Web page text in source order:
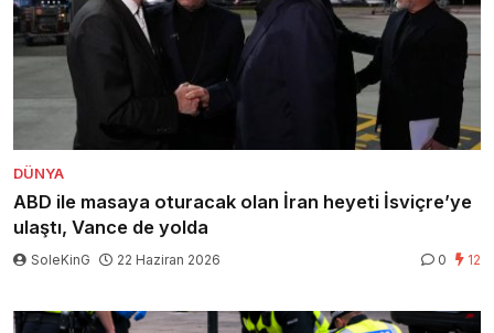
DÜNYA
ABD ile masaya oturacak olan İran heyeti İsviçre’ye
ulaştı, Vance de yolda
SoleKinG 22 Haziran 2026 0 12